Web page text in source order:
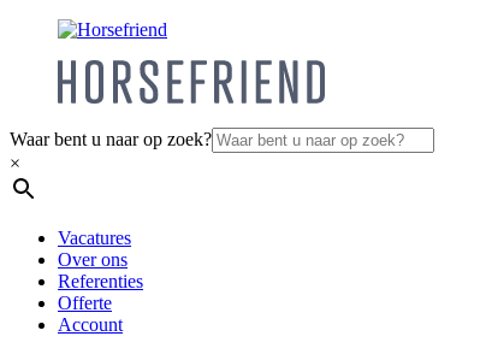
Waar bent u naar op zoek?
×
Vacatures
Over ons
Referenties
Offerte
Account